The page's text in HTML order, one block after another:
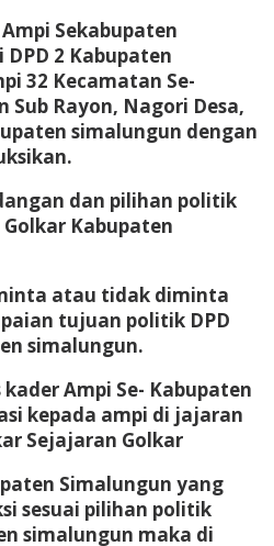
Sekabupaten
2 Kabupaten
32 Kecamatan Se-
Sub Rayon, Nagori Desa,
simalungun dengan
dan pilihan politik
Kabupaten
atau tidak diminta
tujuan politik DPD
simalungun.
Ampi Se- Kabupaten
kepada ampi di jajaran
Sejajaran Golkar
Simalungun yang
sesuai pilihan politik
simalungun maka di